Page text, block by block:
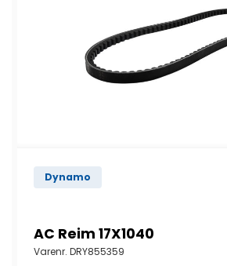
Dynamo
AC Reim 17X1040
Varenr. DRY855359